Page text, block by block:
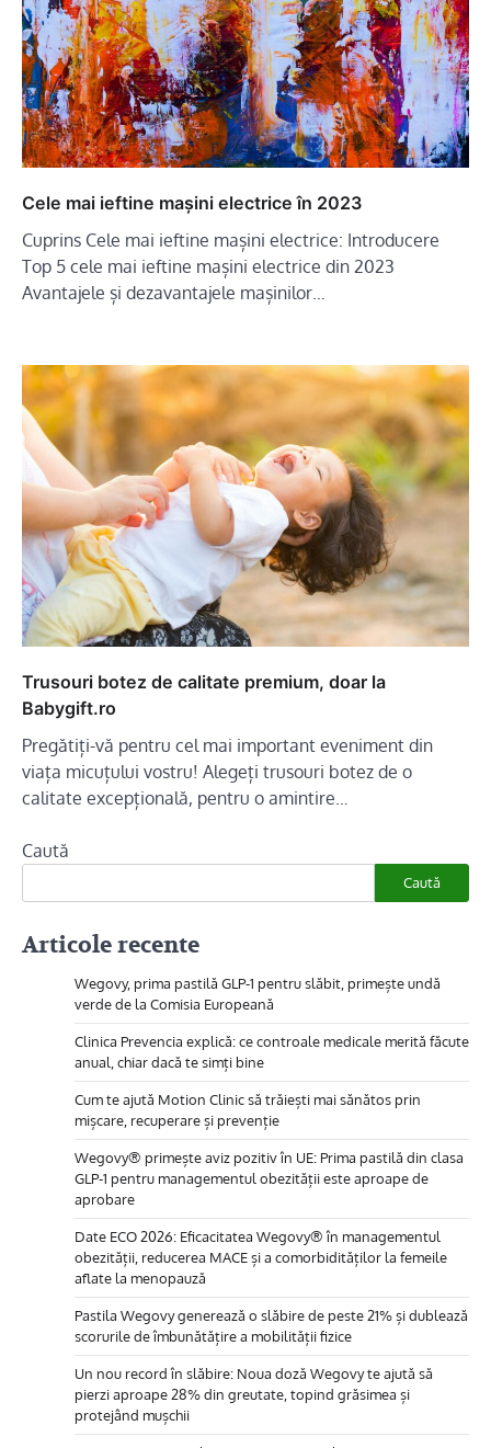
Cele mai ieftine mașini electrice în 2023
Cuprins Cele mai ieftine mașini electrice: Introducere
Top 5 cele mai ieftine mașini electrice din 2023
Avantajele și dezavantajele mașinilor…
Trusouri botez de calitate premium, doar la
Babygift.ro
Pregătiți-vă pentru cel mai important eveniment din
viața micuțului vostru! Alegeți trusouri botez de o
calitate excepțională, pentru o amintire…
Caută
Caută
Articole recente
Wegovy, prima pastilă GLP-1 pentru slăbit, primește undă
verde de la Comisia Europeană
Clinica Prevencia explică: ce controale medicale merită făcute
anual, chiar dacă te simți bine
Cum te ajută Motion Clinic să trăiești mai sănătos prin
mișcare, recuperare și prevenție
Wegovy® primește aviz pozitiv în UE: Prima pastilă din clasa
GLP-1 pentru managementul obezității este aproape de
aprobare
Date ECO 2026: Eficacitatea Wegovy® în managementul
obezității, reducerea MACE și a comorbidităților la femeile
aflate la menopauză
Pastila Wegovy generează o slăbire de peste 21% și dublează
scorurile de îmbunătățire a mobilității fizice
Un nou record în slăbire: Noua doză Wegovy te ajută să
pierzi aproape 28% din greutate, topind grăsimea și
protejând mușchii